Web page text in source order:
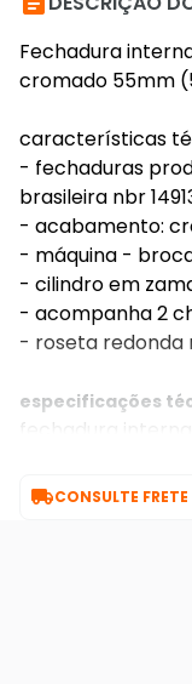
Fechadura
cromado 55mm
características
- fechaduras
brasileira nbr
- acabamento:
- máquina -
- cilindro em
- acompanha 2
- roseta redonda
especificações
fechadura
CONSULTE FRETE